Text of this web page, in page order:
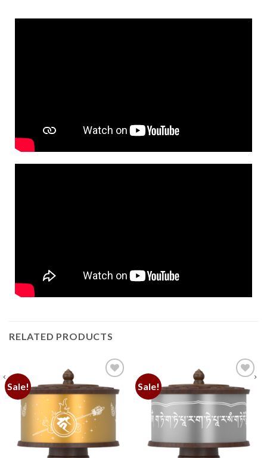
RELATED PRODUCTS
Sale!
入願
望清
單
Sale!
入願
望清
單